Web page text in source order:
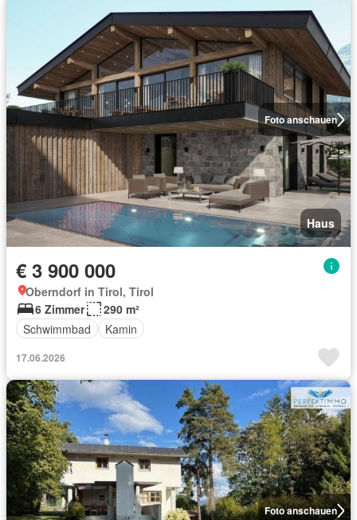
Foto anschauen
Haus
€ 3 900 000
Oberndorf in Tirol, Tirol
6 Zimmer
290 m²
Schwimmbad
Kamin
17.06.2026
Foto anschauen